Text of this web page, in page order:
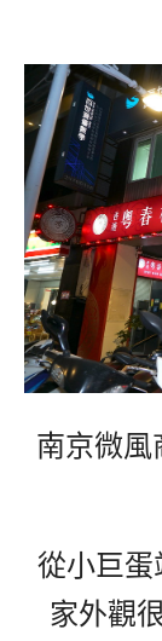
南京微風
從小巨蛋
家外觀